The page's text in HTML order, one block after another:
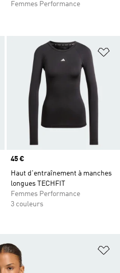
Femmes Performance
Ajouter à la Liste de produits
Prix
45 €
Haut d'entraînement à manches
longues TECHFIT
Femmes Performance
3 couleurs